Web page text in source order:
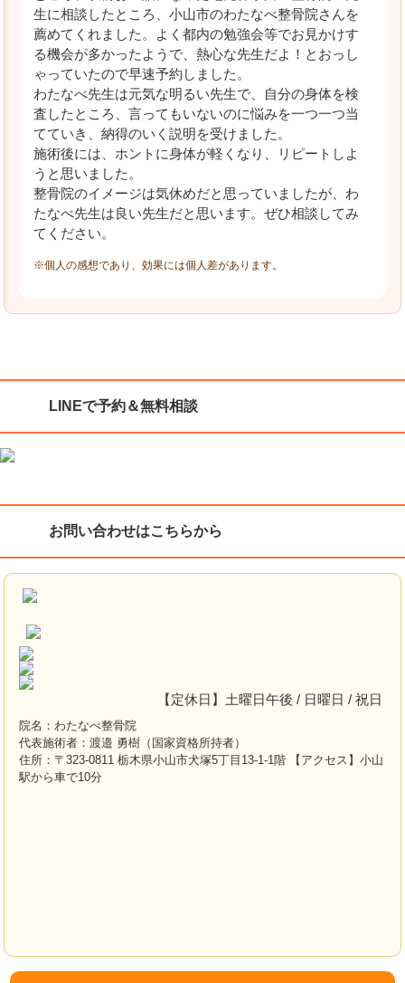
生に相談したところ、小山市のわたなべ整骨院さんを
薦めてくれました。よく都内の勉強会等でお見かけす
る機会が多かったようで、熱心な先生だよ！とおっし
ゃっていたので早速予約しました。
わたなべ先生は元気な明るい先生で、自分の身体を検
査したところ、言ってもいないのに悩みを一つ一つ当
てていき、納得のいく説明を受けました。
施術後には、ホントに身体が軽くなり、リピートしよ
うと思いました。
整骨院のイメージは気休めだと思っていましたが、わ
たなべ先生は良い先生だと思います。ぜひ相談してみ
てください。
※個人の感想であり、効果には個人差があります。
LINEで予約＆無料相談
お問い合わせはこちらから
【定休日】土曜日午後 / 日曜日 / 祝日
院名：わたなべ整骨院
代表施術者：渡邉 勇樹（国家資格所持者）
住所：〒323-0811 栃木県小山市犬塚5丁目13-1-1階 【アクセス】小山
駅から車で10分